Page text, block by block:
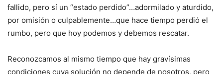
fallido, pero sí un “estado perdido”…adormilado y aturdido,
por omisión o culpablemente…que hace tiempo perdió el
rumbo, pero que hoy podemos y debemos rescatar.
Reconozcamos al mismo tiempo que hay gravísimas
condiciones cuya solución no depende de nosotros, pero